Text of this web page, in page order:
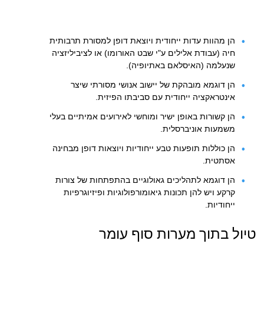
הן מהוות עדות ייחודית ויוצאת דופן למסורת תרבותית
חיה (עבודת אלילים ע"י שבט האורומו) או לציביליזציה
שנעלמה (האיסלאם באתיופיה).
הן דוגמא מובהקת של יישוב אנושי מסורתי שיצר
אינטראקציה ייחודית עם סביבתו הפיזית.
הן קשורות באופן ישיר ומוחשי לאירועים אמיתיים בעלי
משמעות אוניברסלית.
הן כוללות תופעות טבע ייחודיות ויוצאות דופן מבחינה
אסתטית.
הן דוגמא לתהליכים גאולוגיים בהתפתחות של צורות
קרקע ויש להן תכונות גיאומורפולוגיות ופיזיוגרפיות
ייחודיות.
טיול בתוך מערות סוף עומר